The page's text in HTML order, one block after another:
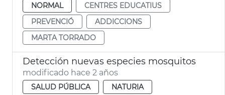
NORMAL
CENTRES EDUCATIUS
PREVENCIÓ
ADDICCIONS
MARTA TORRADO
Detección nuevas especies mosquitos
modificado hace 2 años
SALUD PÚBLICA
NATURIA